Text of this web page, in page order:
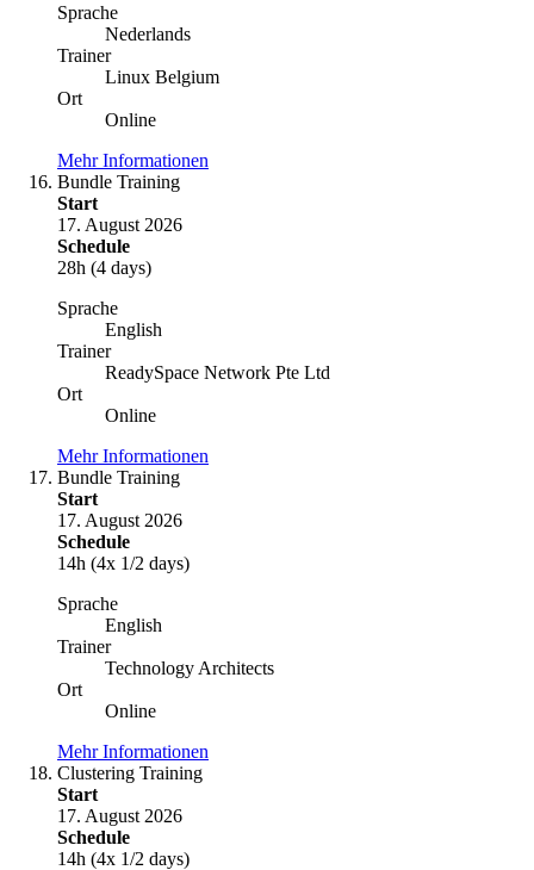
Sprache
Nederlands
Trainer
Linux Belgium
Ort
Online
Mehr Informationen
Bundle Training
Start
17. August 2026
Schedule
28h (4 days)
Sprache
English
Trainer
ReadySpace Network Pte Ltd
Ort
Online
Mehr Informationen
Bundle Training
Start
17. August 2026
Schedule
14h (4x 1/2 days)
Sprache
English
Trainer
Technology Architects
Ort
Online
Mehr Informationen
Clustering Training
Start
17. August 2026
Schedule
14h (4x 1/2 days)